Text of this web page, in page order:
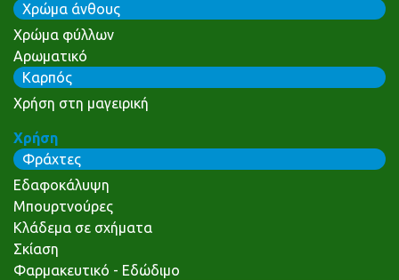
Χρώμα άνθους
Χρώμα φύλλων
Αρωματικό
Καρπός
Χρήση στη μαγειρική
Χρήση
Φράχτες
Εδαφοκάλυψη
Μπουρτνούρες
Κλάδεμα σε σχήματα
Σκίαση
Φαρμακευτικό - Εδώδιμο